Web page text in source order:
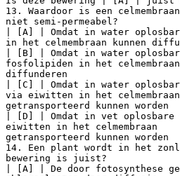
13. Waardoor is een
niet semi-permeabel?
| [A] | Omdat in water
in het celmembraan kunnen
| [B] | Omdat in water
fosfolipiden in het celmembraan
diffunderen
| [C] | Omdat in water
via eiwitten in het celmembraan
getransporteerd kunnen worden
| [D] | Omdat in vet oplosbare
eiwitten in het celmembraan
getransporteerd kunnen worden
14. Een plant wordt in het
bewering is juist?
| [A] | De door fotosynthese